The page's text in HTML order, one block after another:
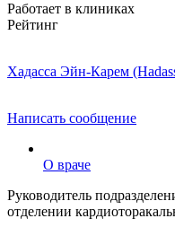
Работает в клиниках
Рейтинг
Хадасса Эйн-Карем
Написать сообщение
О враче
Руководитель
отделении